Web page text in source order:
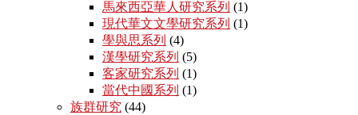
馬來西亞華人研究系列 (1)
現代華文文學研究系列 (1)
學與思系列 (4)
漢學研究系列 (5)
客家研究系列 (1)
當代中國系列 (1)
族群研究 (44)